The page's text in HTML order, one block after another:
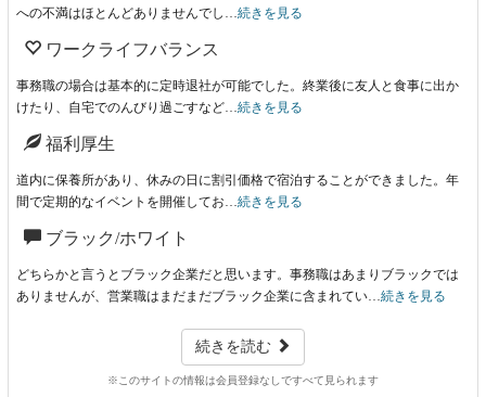
への不満はほとんどありませんでし… 続きを見る
ワークライフバランス
事務職の場合は基本的に定時退社が可能でした。終業後に友人と食事に出か
けたり、自宅でのんびり過ごすなど… 続きを見る
福利厚生
道内に保養所があり、休みの日に割引価格で宿泊することができました。年
間で定期的なイベントを開催してお… 続きを見る
ブラック/ホワイト
どちらかと言うとブラック企業だと思います。事務職はあまりブラックでは
ありませんが、営業職はまだまだブラック企業に含まれてい… 続きを見る
続きを読む
※このサイトの情報は会員登録なしですべて見られます